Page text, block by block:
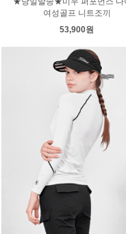
여성골프 니트조끼
53,900원